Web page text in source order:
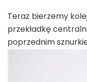
Teraz bierzemy
przekładkę
poprzednim